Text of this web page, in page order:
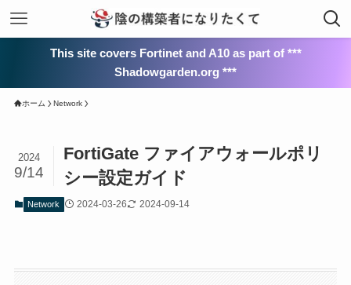
This site covers Fortinet and A10 as part of ***
Shadowgarden.org ***
ホーム Network
FortiGate ファイアウォールポリ
シー設定ガイド
2024
9/14
Network 2024-03-26 2024-09-14